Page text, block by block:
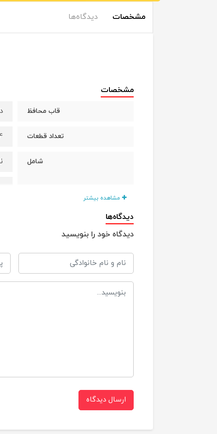
مشخصات دیدگاه‌ها
مشخصات
قاب محافظ
تعداد قطعات 4
شامل
مشاهده بیشتر
دیدگاه‌ها
دیدگاه خود را بنویسید
ارسال دیدگاه